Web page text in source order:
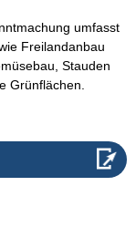
umfasst
Freilandanbau
Stauden
Grünflächen.